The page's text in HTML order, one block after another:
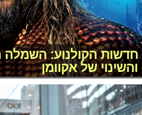
חדשות הקולנוע: השמלה
והשינוי של אקוומן